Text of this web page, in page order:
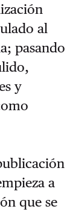
al
pasando
y
a
que se